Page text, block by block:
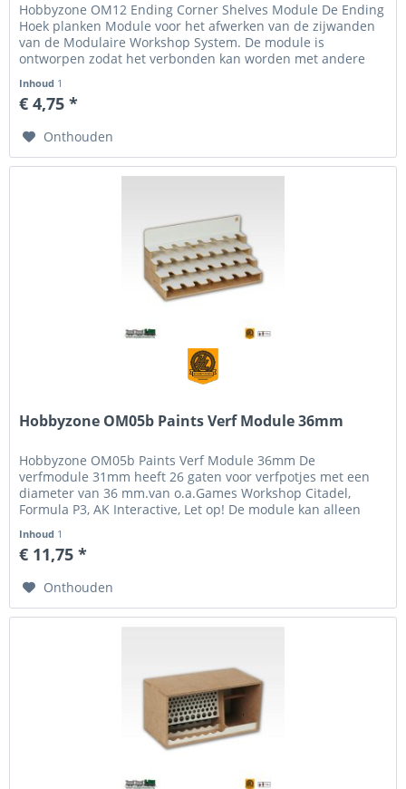
Hobbyzone OM12 Ending Corner Shelves Module De Ending
Hoek planken Module voor het afwerken van de zijwanden
van de Modulaire Workshop System. De module is
ontworpen zodat het verbonden kan worden met andere
Inhoud 1
€ 4,75 *
Onthouden
Hobbyzone OM05b Paints Verf Module 36mm
Hobbyzone OM05b Paints Verf Module 36mm De
verfmodule 31mm heeft 26 gaten voor verfpotjes met een
diameter van 36 mm.van o.a.Games Workshop Citadel,
Formula P3, AK Interactive, Let op! De module kan alleen
Inhoud 1
€ 11,75 *
Onthouden